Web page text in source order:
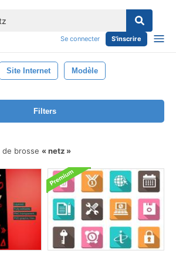
Se connecter S'inscrire
Site Internet Modèle
Filters
de brosse
netz